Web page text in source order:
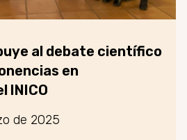
al debate científico
en
INICO
de 2025